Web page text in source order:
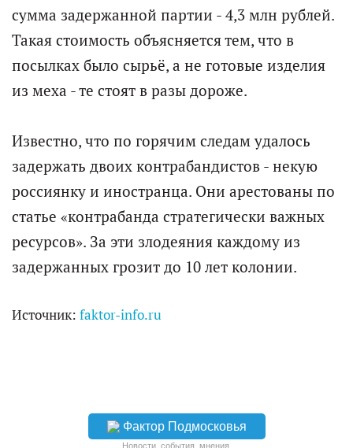
сумма задержанной партии - 4,3 млн рублей.
Такая стоимость объясняется тем, что в
посылках было сырьё, а не готовые изделия
из меха - те стоят в разы дороже.
Известно, что по горячим следам удалось
задержать двоих контрабандистов - некую
россиянку и иностранца. Они арестованы по
статье «контрабанда стратегически важных
ресурсов». За эти злодеяния каждому из
задержанных грозит до 10 лет колонии.
Источник: faktor-info.ru
Фактор Подмосковья
Новости, события, мнения.